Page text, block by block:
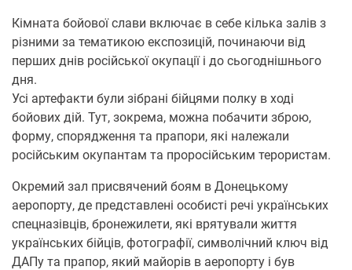
Кімната бойової слави включає в себе кілька залів з
різними за тематикою експозицій, починаючи від
перших днів російської окупації і до сьогоднішнього
дня.
Усі артефакти були зібрані бійцями полку в ході
бойових дій. Тут, зокрема, можна побачити зброю,
форму, спорядження та прапори, які належали
російським окупантам та проросійським терористам.
Окремий зал присвячений боям в Донецькому
аеропорту, де представлені особисті речі українських
спецназівців, бронежилети, які врятували життя
українських бійців, фотографії, символічний ключ від
ДАПу та прапор, який майорів в аеропорту і був